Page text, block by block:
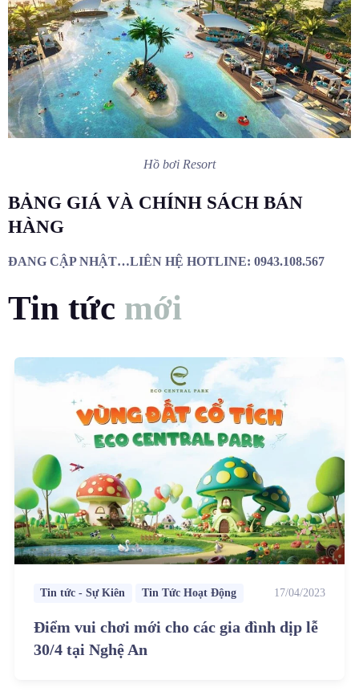
Hồ bơi Resort
BẢNG GIÁ VÀ CHÍNH SÁCH BÁN
HÀNG
ĐANG CẬP NHẬT…LIÊN HỆ HOTLINE: 0943.108.567
Tin tức mới
Tin tức - Sự Kiên Tin Tức Hoạt Động 17/04/2023
Điểm vui chơi mới cho các gia đình dịp lễ
30/4 tại Nghệ An